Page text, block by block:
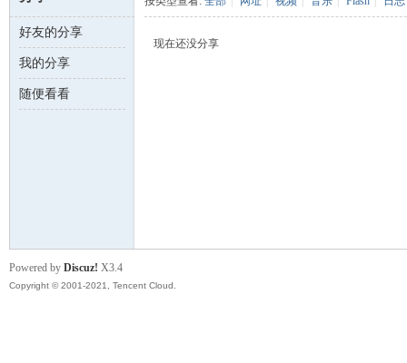
数 ›
好友的分享
我的分享
随便看看
现在还没分享
Powered by Discuz! X3.4
Copyright © 2001-2021, Tencent Cloud.